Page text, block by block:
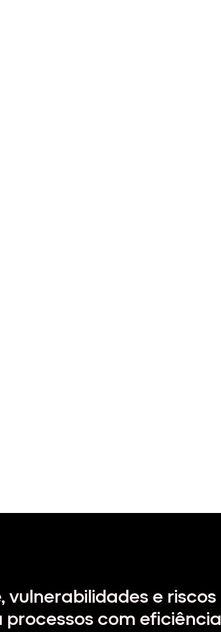
e riscos
com eficiência